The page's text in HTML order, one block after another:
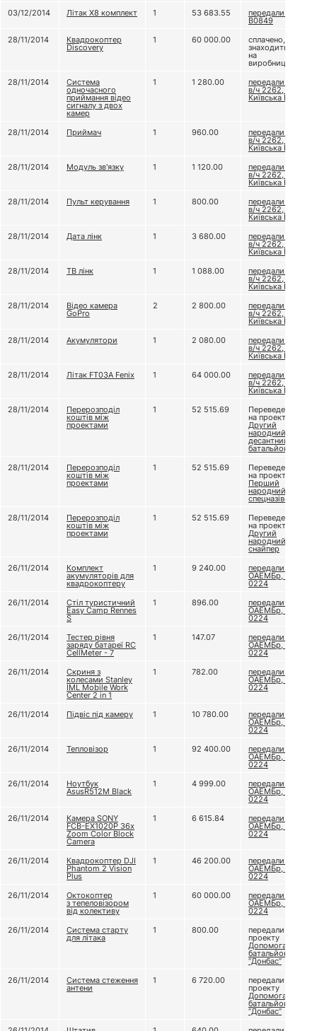
03/12/2014
Літак Х8 комплект 1 53 683.55 передали В/Ч
В0849
28/11/2014
Квадрокоптер
Discovery
1 60 000.00 сплачено,
знаходиться
на
виробництві
28/11/2014
Система
одночасного
приймання відео
сигналу з двох
камер
1 1 280.00 передали до
в/ч 2262, бат.
Київська Русь
28/11/2014 Приймач 1 960.00 передали до
в/ч 2262, бат.
Київська Русь
28/11/2014
Модуль зв'язку 1 1 120.00 передали до
в/ч 2262, бат.
Київська Русь
28/11/2014
Пульт керування 1 800.00 передали до
в/ч 2262, бат.
Київська Русь
28/11/2014
Дата лінк 1 3 680.00 передали до
в/ч 2262, бат.
Київська Русь
28/11/2014
ТВ лінк 1 1 088.00 передали до
в/ч 2262, бат.
Київська Русь
28/11/2014
Відео камера
GoPro
2 2 800.00 передали до
в/ч 2262, бат.
Київська Русь
28/11/2014
Акумулятори 1 2 080.00 передали до
в/ч 2262, бат.
Київська Русь
28/11/2014
Літак FT03A Fenix 1 64 000.00 передали до
в/ч 2262, бат.
Київська Русь
28/11/2014
Перерозподіл
коштів між
проектами
1 52 515.69 Переведено
на проект
Другий
народний
десантний
батальйон
28/11/2014
Перерозподіл
коштів між
проектами
1 52 515.69 Переведено
на проект
Перший
народний
спецназівець
28/11/2014
Перерозподіл
коштів між
проектами
1 52 515.69 Переведено
на проект
Другий
народний
снайпер
26/11/2014
Комплект
акумуляторів для
квадрокоптеру
1 9 240.00 передали 79
ОАЕМБр, в/ч А
0224
26/11/2014
Стіл туристичний
Easy Camp Rennes
S
1 896.00 передали 79
ОАЕМБр, в/ч А
0224
26/11/2014
Тестер рівня
заряду батареї RC
CellMeter - 7
1 147.07 передали 79
ОАЕМБр, в/ч А
0224
26/11/2014
Скриня з
колесами Stanley
IML Mobile Work
Center 2 in 1
1 782.00 передали 79
ОАЕМБр, в/ч А
0224
26/11/2014 Підвіс під камеру 1 10 780.00 передали 79
ОАЕМБр, в/ч А
0224
26/11/2014
Тепловізор 1 92 400.00 передали 79
ОАЕМБр, в/ч А
0224
26/11/2014
Ноутбук
AsusR512M Black
1 4 999.00 передали 79
ОАЕМБр, в/ч А
0224
26/11/2014
Камера SONY
FCB-EX1020P 36x
Zoom Color Block
Camera
1 6 615.84 передали 79
ОАЕМБр, в/ч А
0224
26/11/2014 Квадрокоптер DJI
Phantom 2 Vision
Plus
1 46 200.00 передали 79
ОАЕМБр, в/ч А
0224
26/11/2014
Октокоптер
з тепеловізором
від колективу
1 60 000.00 передали 79
ОАЕМБр, в/ч А
0224
26/11/2014
Система старту
для літака
1 800.00 передали
проекту
Допомога
батальйону
“Донбас”
26/11/2014
Система стеження
антени
1 6 720.00 передали
проекту
Допомога
батальйону
“Донбас”